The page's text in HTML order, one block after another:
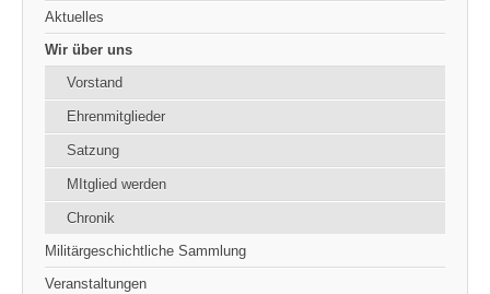
Aktuelles
Wir über uns
Vorstand
Ehrenmitglieder
Satzung
MItglied werden
Chronik
Militärgeschichtliche Sammlung
Veranstaltungen